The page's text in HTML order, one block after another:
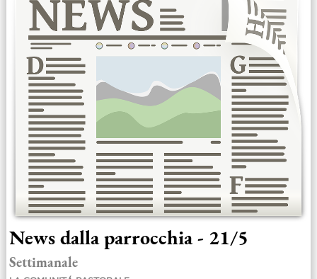
News dalla parrocchia - 21/5
Settimanale